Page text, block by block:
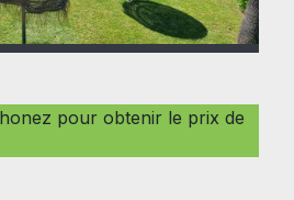
pour obtenir le prix de